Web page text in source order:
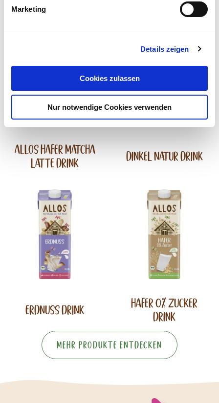
Marketing
Details zeigen
Cookies zulassen
Nur notwendige Cookies verwenden
Allos Hafer Matcha
Latte Drink
Dinkel Natur Drink
Erdnuss Drink
Hafer 0% Zucker
Drink
Mehr Produkte entdecken